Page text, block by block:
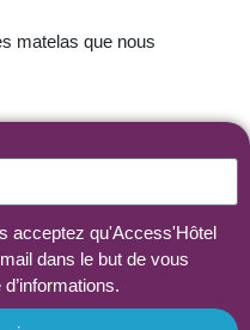
matelas que nous
acceptez qu'Access'Hôtel
dans le but de vous